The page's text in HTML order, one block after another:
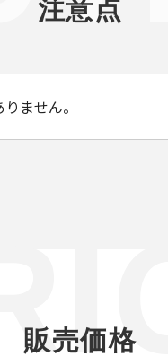
注意点
ません。
販売価格